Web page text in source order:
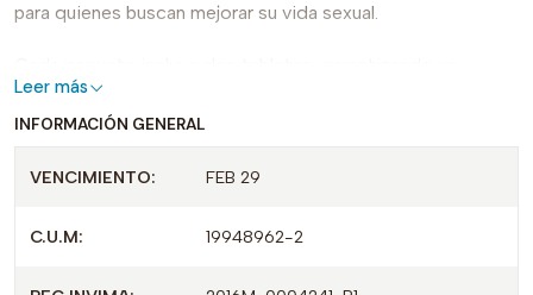
para quienes buscan mejorar su vida sexual.
suministro conveniente y fácil de usar. Este producto se
destaca por su alta calidad y precisión en su dosificación,
Uno de los principales puntos de venta de ERASSIN es su
resultados en poco tiempo.
Leer más
INFORMACIÓN GENERAL
VENCIMIENTO: FEB 29
C.U.M: 19948962-2